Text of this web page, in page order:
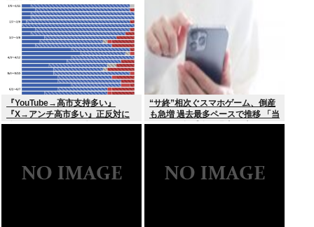
『YouTube→高市支持多い』
『X→アンチ高市多い』正反対に
分かれてしまう。一体なぜ？？？
“サ終”相次ぐスマホゲーム、倒産
も急増 過去最多ペースで推移 「当
たれば一攫千金」過去の時代に